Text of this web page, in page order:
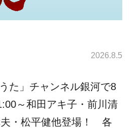
2026.8.5
た」チャンネル銀河で8
～和田アキ子・前川清
・松平健他登場！ 各